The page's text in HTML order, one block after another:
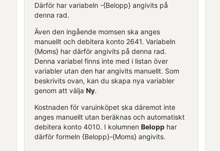
Därför har variabeln -{Belopp} angivits på
denna rad.
Även den ingående momsen ska anges
manuellt och debitera konto 2641. Variabeln
{Moms} har därför angivits på denna rad.
Denna variabel finns inte med i listan över
variabler utan den har angivits manuellt. Som
beskrivits ovan, kan du skapa nya variabler
genom att välja Ny.
Kostnaden för varuinköpet ska däremot inte
anges manuellt utan beräknas och automatiskt
debitera konto 4010. I kolumnen Belopphar
därför formeln {Belopp}-{Moms} angivits.